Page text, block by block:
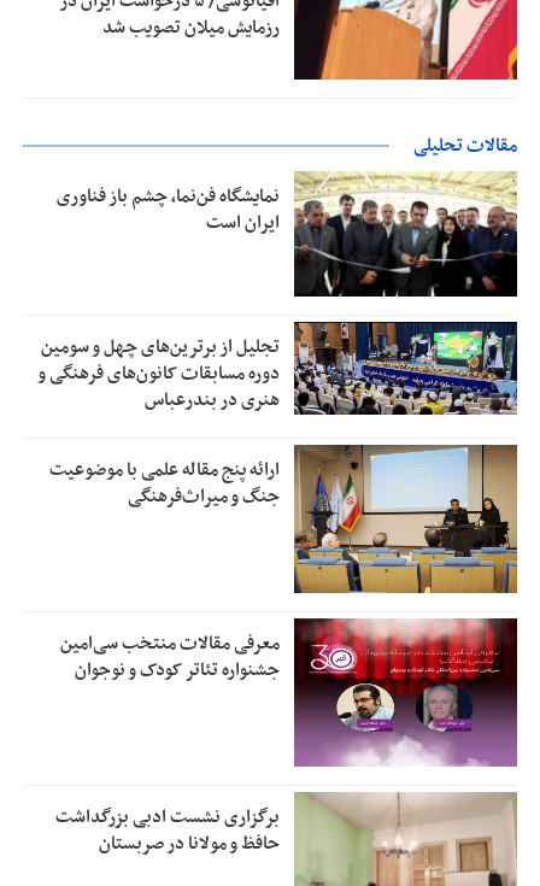
رزمایش میلان تصویب شد
مقالات تحلیلی
نمایشگاه فن‌نما، چشم باز فناوری
ایران است
تجلیل از بر‌ترین‌های چهل و سومین
دوره مسابقات کانون‌های فرهنگی و
هنری در بندرعباس
ارائه پنج مقاله علمی با موضوعیت
جنگ و میراث‌فرهنگی
معرفی مقالات منتخب سی‌امین
جشنواره تئاتر کودک و نوجوان
برگزاری نشست ادبی بزرگداشت
حافظ و مولانا در صربستان